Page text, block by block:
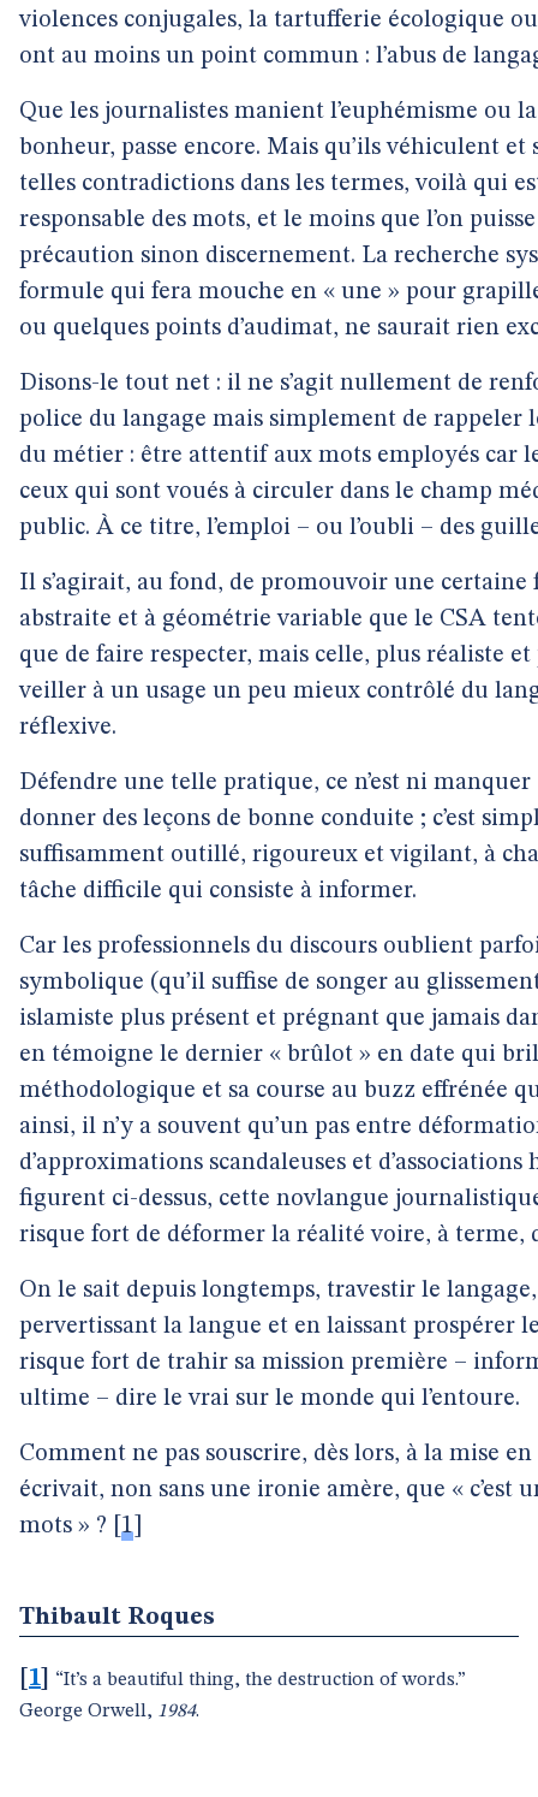
violences conjugales, la tartufferie écologique
ont au moins un point commun : l’abus de
Que les journalistes manient l’euphémisme ou
bonheur, passe encore. Mais qu’ils véhiculent et
telles contradictions dans les termes, voilà qui
responsable des mots, et le moins que l’on
précaution sinon discernement. La recherche
formule qui fera mouche en « une » pour
ou quelques points d’audimat, ne saurait rien
Disons-le tout net : il ne s’agit nullement de
police du langage mais simplement de rappeler
du métier : être attentif aux mots employés car
ceux qui sont voués à circuler dans le champ
public. À ce titre, l’emploi – ou l’oubli – des
Il s’agirait, au fond, de promouvoir une
abstraite et à géométrie variable que le CSA
que de faire respecter, mais celle, plus réaliste
veiller à un usage un peu mieux contrôlé du
réflexive.
Défendre une telle pratique, ce n’est ni
donner des leçons de bonne conduite ; c’est
suffisamment outillé, rigoureux et vigilant, à
tâche difficile qui consiste à informer.
Car les professionnels du discours oublient
symbolique (qu’il suffise de songer au
islamiste plus présent et prégnant que jamais
en témoigne le dernier « brûlot » en date qui
méthodologique et sa course au buzz effrénée
ainsi, il n’y a souvent qu’un pas entre
d’approximations scandaleuses et
figurent ci-dessus, cette novlangue
risque fort de déformer la réalité voire, à terme,
On le sait depuis longtemps, travestir le langage,
pervertissant la langue et en laissant prospérer
risque fort de trahir sa mission première –
ultime – dire le vrai sur le monde qui l’entoure.
Comment ne pas souscrire, dès lors, à la mise
écrivait, non sans une ironie amère, que « c’est
mots » ?
1
Thibault Roques
1
“It’s a beautiful thing, the destruction of words.”
George Orwell, 1984.